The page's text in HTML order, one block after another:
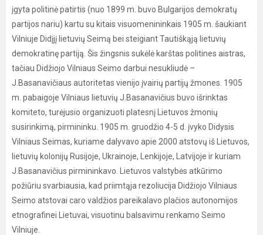
įgyta politinė patirtis (nuo 1899 m. buvo Bulgarijos demokratų
partijos nariu) kartu su kitais visuomenininkais 1905 m. šaukiant
Vilniuje Didįjį lietuvių Seimą bei steigiant Tautiškąją lietuvių
demokratinę partiją. Šis žingsnis sukėlė karštas politines aistras,
tačiau Didžiojo Vilniaus Seimo darbui nesukliudė –
J.Basanavičiaus autoritetas vienijo įvairių partijų žmones. 1905
m. pabaigoje Vilniaus lietuvių J.Basanavičius buvo išrinktas
komiteto, turėjusio organizuoti platesnį Lietuvos žmonių
susirinkimą, pirmininku. 1905 m. gruodžio 4-5 d. įvyko Didysis
Vilniaus Seimas, kuriame dalyvavo apie 2000 atstovų iš Lietuvos,
lietuvių kolonijų Rusijoje, Ukrainoje, Lenkijoje, Latvijoje ir kuriam
J.Basanavičius pirmininkavo. Lietuvos valstybės atkūrimo
požiūriu svarbiausia, kad priimtąja rezoliucija Didžiojo Vilniaus
Seimo atstovai caro valdžios pareikalavo plačios autonomijos
etnografinei Lietuvai, visuotinu balsavimu renkamo Seimo
Vilniuje.